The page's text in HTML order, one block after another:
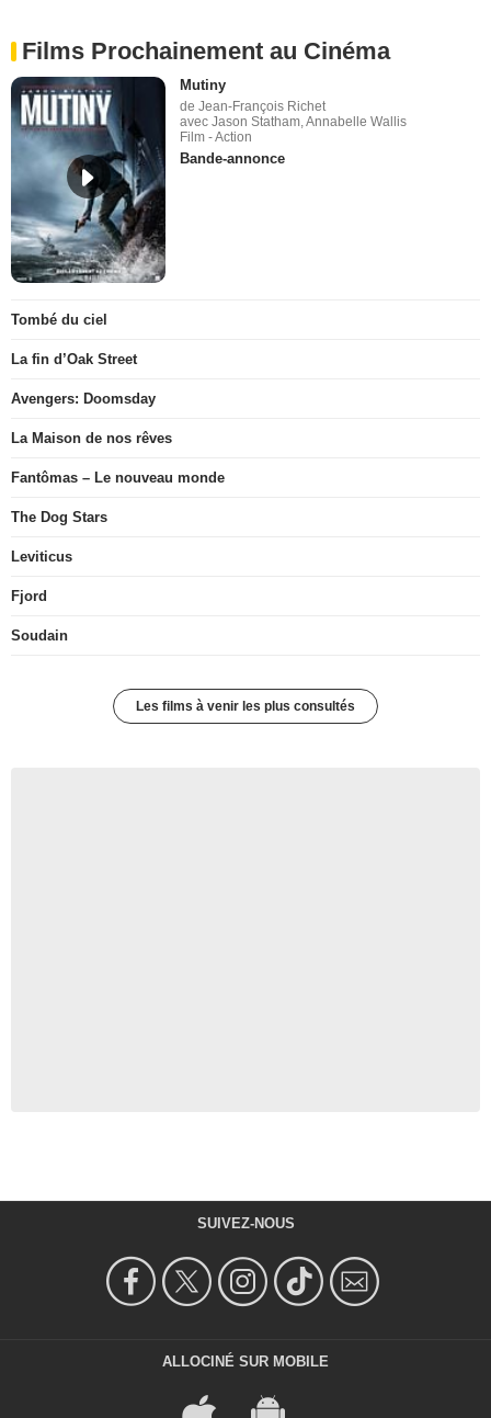
Films Prochainement au Cinéma
Mutiny
de Jean-François Richet
avec Jason Statham, Annabelle Wallis
Film - Action
Bande-annonce
Tombé du ciel
La fin d’Oak Street
Avengers: Doomsday
La Maison de nos rêves
Fantômas – Le nouveau monde
The Dog Stars
Leviticus
Fjord
Soudain
Les films à venir les plus consultés
SUIVEZ-NOUS
ALLOCINÉ SUR MOBILE